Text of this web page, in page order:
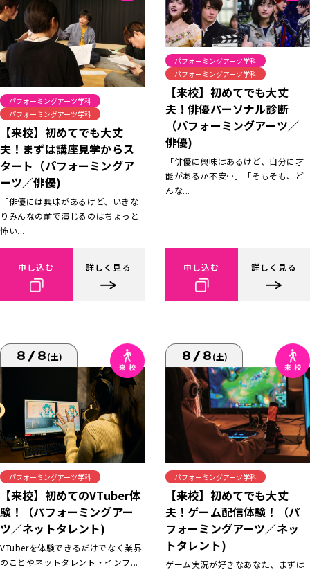
パフォーミングアーツ学科
パフォーミングアーツ学科
【来校】初めてでも大丈
夫！まずは講座見学からス
タート（パフォーミングア
ーツ／俳優)
「俳優には興味があるけど、いきな
りみんなの前で演じるのはちょっと
怖い...
申し込む 詳しく見る
パフォーミングアーツ学科
パフォーミングアーツ学科
【来校】初めてでも大丈
夫！俳優パーソナル診断
（パフォーミングアーツ／
俳優)
「俳優に興味はあるけど、自分に才
能があるか不安…」「そもそも、ど
んな...
申し込む 詳しく見る
8/8(土)
パフォーミングアーツ学科
【来校】初めてのVTuber体
験！（パフォーミングアー
ツ／ネットタレント)
VTuberを体験できるだけでなく業界
のことやネットタレント・インフ...
8/8(土)
パフォーミングアーツ学科
【来校】初めてでも大丈
夫！ゲーム配信体験！（パ
フォーミングアーツ／ネッ
トタレント)
ゲーム実況が好きなあなた、まずは